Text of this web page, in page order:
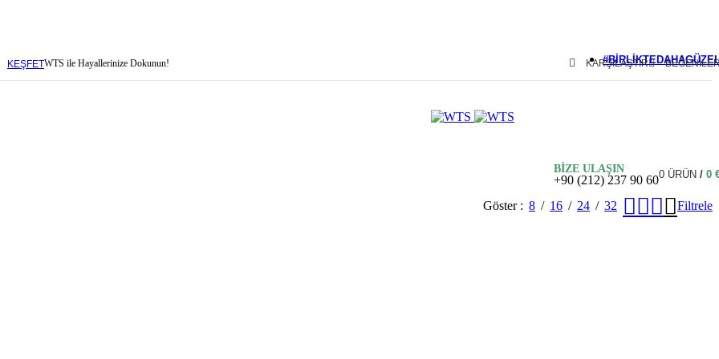
KEŞFETWTS ile Hayallerinize Dokunun! KARŞILAŞTIR
Seyşeller
BİZE ULAŞIN
+90 (212) 237 90 600 ÜRÜN / 0
Göster 8 16 24 32 Filtrele